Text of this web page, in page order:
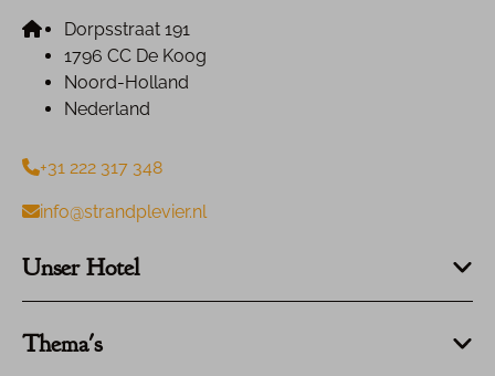
Dorpsstraat 191
1796 CC De Koog
Noord-Holland
Nederland
+31 222 317 348
info@strandplevier.nl
Unser Hotel
Thema's